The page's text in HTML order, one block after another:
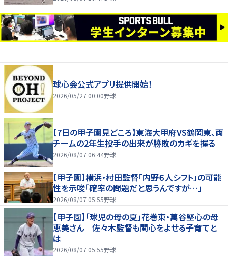
球心会公式アプリ提供開始！
2026/05/27 00:00野球
【7日の甲子園見どころ】東海大甲府VS鶴岡東、両
チームの2年生投手の出来が勝敗のカギを握る
2026/08/07 06:44野球
【甲子園】横浜・村田監督「内野６人シフト」の可能
性を示唆「確率の問題だと思うんですが…」
2026/08/07 05:55野球
【甲子園】「球児の母の夏」花巻東・萬谷堅心の母
恵美さん 佐々木監督も関心をよせる子育てと
は
2026/08/07 05:55野球